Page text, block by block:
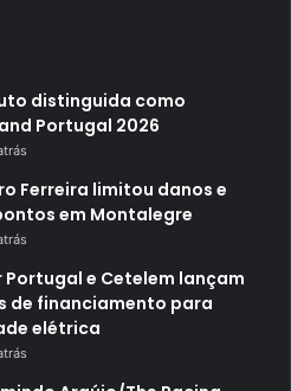
distinguida como
Portugal 2026
Ferreira limitou danos e
em Montalegre
Portugal e Cetelem lançam
de financiamento para
elétrica